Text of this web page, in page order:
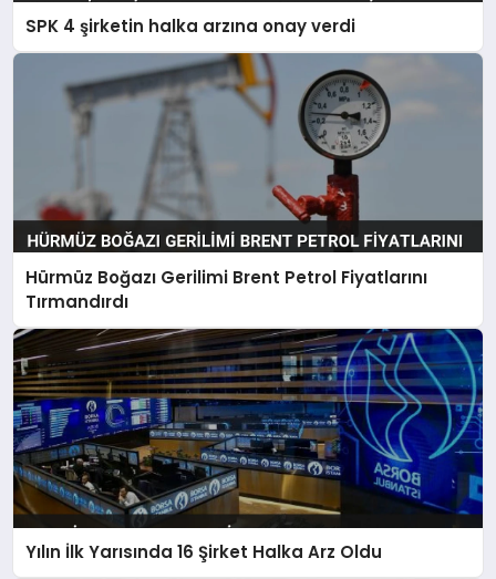
SPK 4 şirketin halka arzına onay verdi
Hürmüz Boğazı Gerilimi Brent Petrol Fiyatlarını
Tırmandırdı
Yılın İlk Yarısında 16 Şirket Halka Arz Oldu